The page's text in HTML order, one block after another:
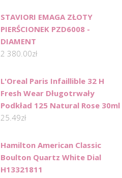
STAVIORI EMAGA ZŁOTY
PIERŚCIONEK PZD6008 -
DIAMENT
2 380.00zł
L'Oreal Paris Infaillible 32 H
Fresh Wear Długotrwały
Podkład 125 Natural Rose 30ml
25.49zł
Hamilton American Classic
Boulton Quartz White Dial
H13321811